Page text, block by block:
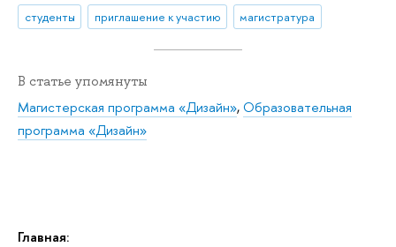
Главная:
студенты приглашение к участию магистратура
В статье упомянуты
Магистерская программа «Дизайн»,Образовательная
программа «Дизайн»